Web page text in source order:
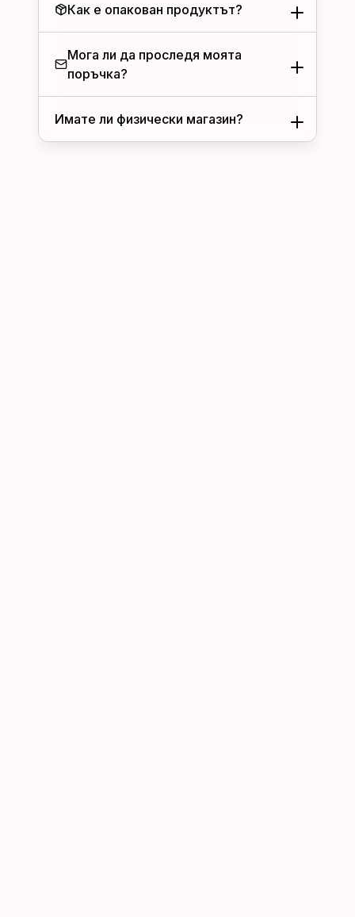
Как е опакован продуктът?
Мога ли да проследя моята
поръчка?
Имате ли физически магазин?